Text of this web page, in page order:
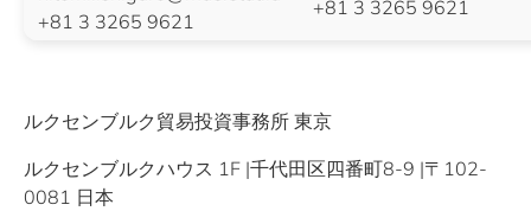
+81 3 3265 9621
+81 3 3265 9621
ルクセンブルク貿易投資事務所 東京
ルクセンブルクハウス 1F |千代田区四番町8-9 |〒102-
0081 日本